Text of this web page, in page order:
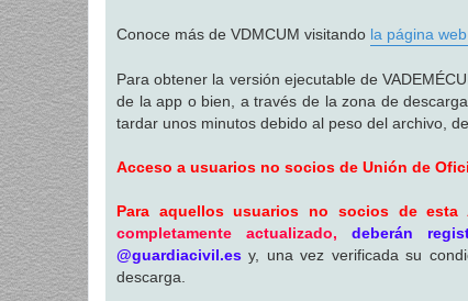
Conoce más de VDMCUM visitando la página
Para obtener la versión ejecutable de
de la app o bien, a través de la zona de
tardar unos minutos debido al peso del archivo,
Acceso a usuarios no socios de Unión de
Para aquellos usuarios no socios de esta
completamente actualizado, deberán
@guardiacivil.es y, una vez verificada su
descarga.